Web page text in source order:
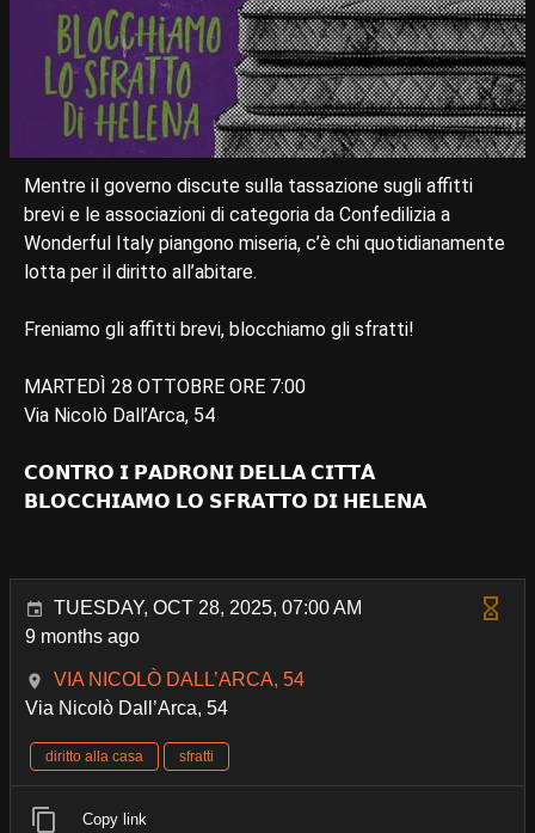
Mentre il governo discute sulla tassazione sugli affitti
brevi e le associazioni di categoria da Confedilizia a
Wonderful Italy piangono miseria, c’è chi quotidianamente
lotta per il diritto all’abitare.
Freniamo gli affitti brevi, blocchiamo gli sfratti!
MARTEDÌ 28 OTTOBRE ORE 7:00
Via Nicolò Dall’Arca, 54
𝗖𝗢𝗡𝗧𝗥𝗢 𝗜 𝗣𝗔𝗗𝗥𝗢𝗡𝗜 𝗗𝗘𝗟𝗟𝗔 𝗖𝗜𝗧𝗧𝗔̀
𝗕𝗟𝗢𝗖𝗖𝗛𝗜𝗔𝗠𝗢 𝗟𝗢 𝗦𝗙𝗥𝗔𝗧𝗧𝗢 𝗗𝗜 𝗛𝗘𝗟𝗘𝗡𝗔
TUESDAY, OCT 28, 2025, 07:00 AM
9 months ago
VIA NICOLÒ DALL’ARCA, 54
Via Nicolò Dall’Arca, 54
diritto alla casa sfratti
Copy link